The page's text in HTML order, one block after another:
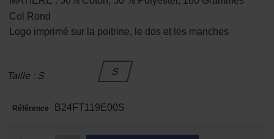
Col Rond
Logo imprimé sur la poitrine, le dos et les manches
Taille : S S
Référence B24FT119E00S